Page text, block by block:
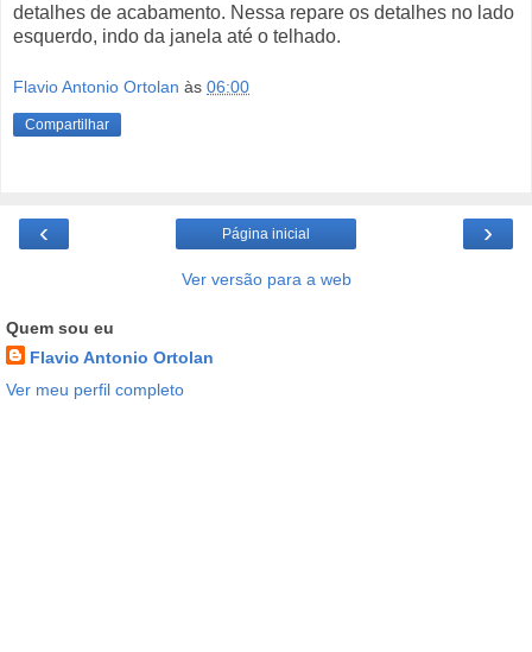
detalhes de acabamento. Nessa repare os detalhes no lado
esquerdo, indo da janela até o telhado.
Flavio Antonio Ortolan às 06:00
Compartilhar
‹ ›
Página inicial
Ver versão para a web
Quem sou eu
Flavio Antonio Ortolan
Ver meu perfil completo